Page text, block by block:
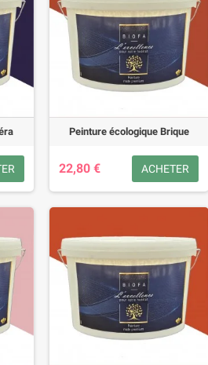
Peinture écologique Brique
22,80 € ACHETER